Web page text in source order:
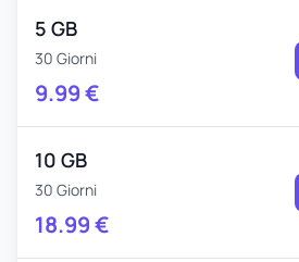
5 GB
30 Giorni
9.99€
10 GB
30 Giorni
18.99€